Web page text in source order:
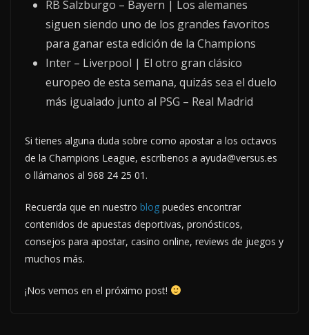
RB Salzburgo – Bayern | Los alemanes
siguen siendo uno de los grandes favoritos
para ganar esta edición de la Champions
Inter – Liverpool | El otro gran clásico
europeo de esta semana, quizás sea el duelo
más igualado junto al PSG – Real Madrid
Si tienes alguna duda sobre como apostar a los octavos
de la Champions League, escríbenos a ayuda@versus.es
o llámanos al 968 24 25 01.
Recuerda que en nuestro blog puedes encontrar
contenidos de apuestas deportivas, pronósticos,
consejos para apostar, casino online, reviews de juegos y
muchos más.
¡Nos vemos en el próximo post!